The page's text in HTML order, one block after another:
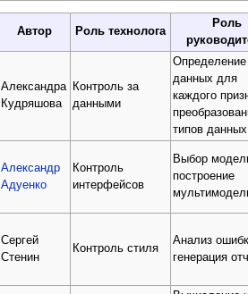
Автор Роль технолога
Роль
Александра
Кудряшова
Контроль за
данными
Определение
данных для
каждого
типов данных
Александр
Адуенко
Контроль
интерфейсов
Выбор
построение
Сергей
Стенин
Контроль стиля
Анализ
генерация